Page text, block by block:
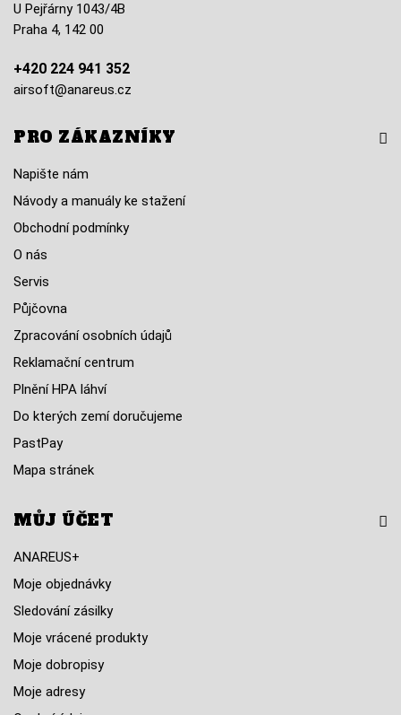
U Pejřárny 1043/4B
Praha 4, 142 00
+420 224 941 352
airsoft@anareus.cz
PRO ZÁKAZNÍKY
Napište nám
Návody a manuály ke stažení
Obchodní podmínky
O nás
Servis
Půjčovna
Zpracování osobních údajů
Reklamační centrum
Plnění HPA láhví
Do kterých zemí doručujeme
PastPay
Mapa stránek
MŮJ ÚČET
ANAREUS+
Moje objednávky
Sledování zásilky
Moje vrácené produkty
Moje dobropisy
Moje adresy